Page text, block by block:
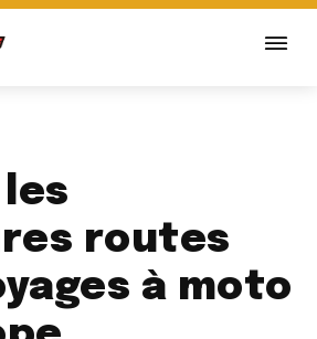
routes
à moto